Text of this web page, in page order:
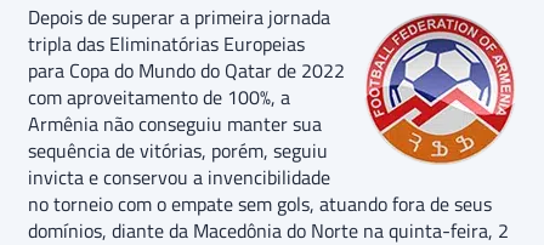
Depois de superar a primeira jornada
tripla das Eliminatórias Europeias
para Copa do Mundo do Qatar de 2022
com aproveitamento de 100%, a
Armênia não conseguiu manter sua
sequência de vitórias, porém, seguiu
invicta e conservou a invencibilidade
no torneio com o empate sem gols, atuando fora de seus
domínios, diante da Macedônia do Norte na quinta-feira, 2